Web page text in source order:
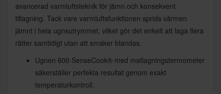
avancerad varmluftsteknik för jämn och konsekvent
tillagning. Tack vare varmluftsfunktionen sprids värmen
jämnt i hela ugnsutrymmet, vilket gör det enkelt att laga flera
rätter samtidigt utan att smaker blandas.
Ugnen 600 SenseCook® med matlagningstermometer
säkerställer perfekta resultat genom exakt
temperaturkontroll.